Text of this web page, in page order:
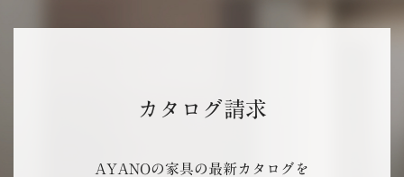
カタログ請求
AYANOの家具の最新カタログを